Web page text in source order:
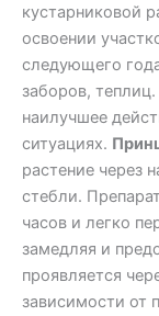
кустарниковой
освоении
следующего
заборов,
наилучшее
ситуациях.
растение через
стебли.
часов и легко
замедляя и
проявляется
зависимости от